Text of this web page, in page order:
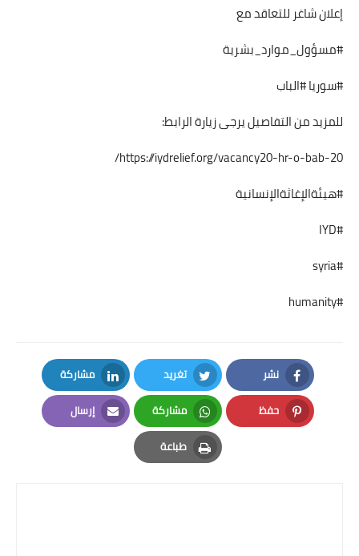
إعلان شاغر للتعاقد مع
#مسؤول_موارد_بشرية
#سوريا #الباب
للمزيد من التفاصيل يرجى زيارة الرابط:
https://iydrelief.org/vacancy20-hr-o-bab-20/
#هيئةالإغاثةالإنسانية
#IYD
#syria
#humanity
نشر
Facebook
تغريد
Twitter
مشاركة
LinkedIn
حفظ
Pinterest
مشاركة
Whatsapp
إرسال
Email
طباعة
Print